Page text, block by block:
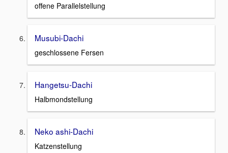
offene Parallelstellung
Musubi-Dachi
geschlossene Fersen
Hangetsu-Dachi
Halbmondstellung
Neko ashi-Dachi
Katzenstellung